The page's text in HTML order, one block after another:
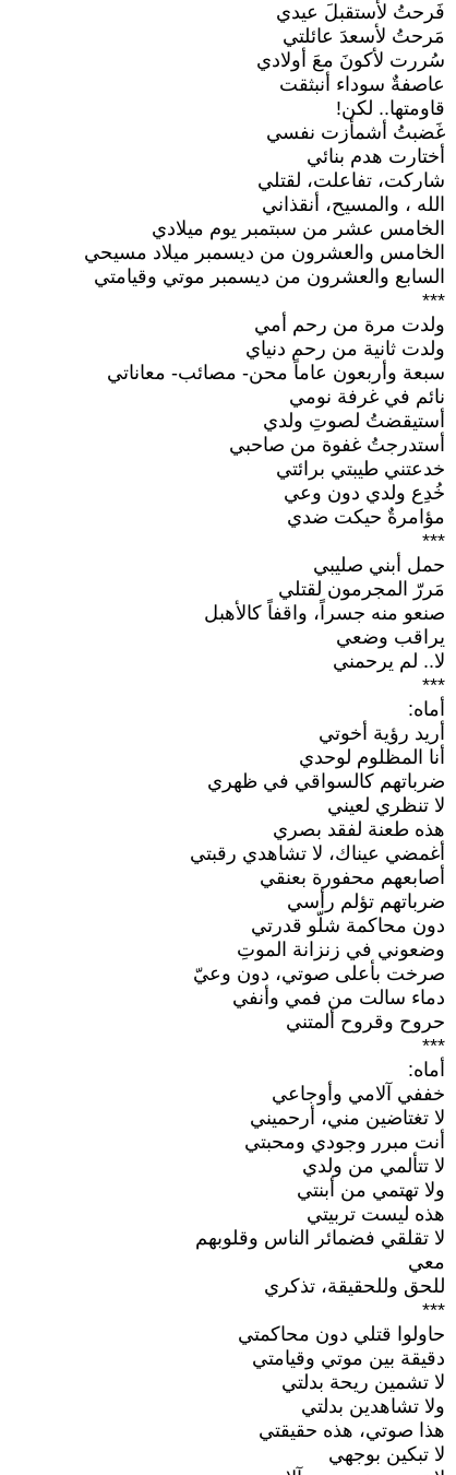
فَرحتُ لأستقبلَ عيدي
مَرحتُ لأسعدَ عائلتي
سُررت لأكونَ معَ أولادي
عاصفةٌ سوداء أنبثقت
قاومتها.. لكن!
غَضبتُ أشمأزت نفسي
أختارت هدم بنائي
شاركت، تفاعلت، لقتلي
الله ، والمسيح، أنقذاني
الخامس عشر من سبتمبر يوم ميلادي
الخامس والعشرون من ديسمبر ميلاد مسيحي
السابع والعشرون من ديسمبر موتي وقيامتي
***
ولدت مرة من رحم أمي
ولدت ثانية من رحم دنياي
سبعة وأربعون عاماً محن- مصائب- معاناتي
نائم في غرفة نومي
أستيقضتُ لصوتِ ولدي
أستدرجتُ غفوة من صاحبي
خدعتني طيبتي برائتي
خُدِع ولدي دون وعي
مؤامرةٌ حيكت ضدي
***
حمل أبني صليبي
مَررّ المجرمون لقتلي
صنعو منه جسراً، واقفاً كالأهبل
يراقب وضعي
لا.. لم يرحمني
***
أماه:
أريد رؤية أخوتي
أنا المظلوم لوحدي
ضرباتهم كالسواقي في ظهري
لا تنظري لعيني
هذه طعنة لفقد بصري
أغمضي عيناك، لا تشاهدي رقبتي
أصابعهم محفورة بعنقي
ضرباتهم تؤلم رأسي
دون محاكمة شلّو قدرتي
وضعوني في زنزانة الموتِ
صرخت بأعلى صوتي، دون وعيّ
دماء سالت من فمي وأنفي
حروح وقروح ألمتني
***
أماه:
خففي آلامي وأوجاعي
لا تغتاضين مني، أرحميني
أنت مبرر وجودي ومحبتي
لا تتألمي من ولدي
ولا تهتمي من أبنتي
هذه ليست تربيتي
لا تقلقي فضمائر الناس وقلوبهم
معي
للحق وللحقيقة، تذكري
***
حاولوا قتلي دون محاكمتي
دقيقة بين موتي وقيامتي
لا تشمين ريحة بدلتي
ولا تشاهدين بدلتي
هذا صوتي، هذه حقيقتي
لا تبكين بوجهي